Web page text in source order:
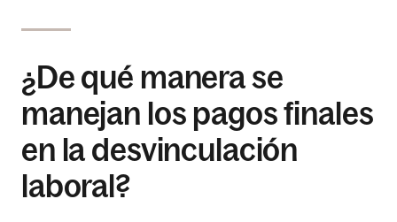
¿De qué manera se
manejan los pagos finales
en la desvinculación
laboral?